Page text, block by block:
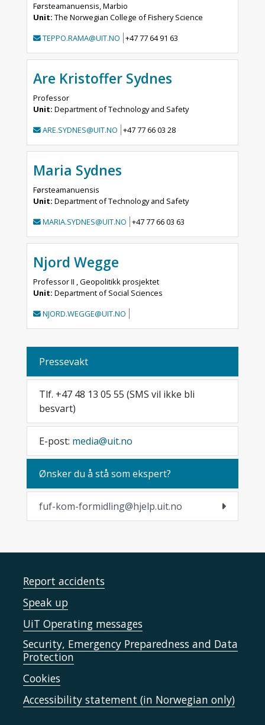
Førsteamanuensis, Marbio
Unit: The Norwegian College of Fishery Science
TEPPO.RAMA@UIT.NO +47 77 64 91 63
Are Kristoffer Sydnes
Professor
Unit: Department of Technology and Safety
ARE.SYDNES@UIT.NO +47 77 66 03 28
Maria Sydnes
Førsteamanuensis
Unit: Department of Technology and Safety
MARIA.SYDNES@UIT.NO +47 77 66 03 63
Njord Wegge
Professor II , Geopolitikk prosjektet
Unit: Department of Social Sciences
NJORD.WEGGE@UIT.NO
Pressevakt
Tlf. +47 48 13 05 55 (SMS vil ikke bli
besvart)
E-post: media@uit.no
Ønsker du å stå som ekspert?
fuf-kom-formidling@hjelp.uit.no
Report accidents
Speak up
UiT Operating messages
Security, Emergency Preparedness and Data
Protection
Cookies
Accessibility statement (in Norwegian only)